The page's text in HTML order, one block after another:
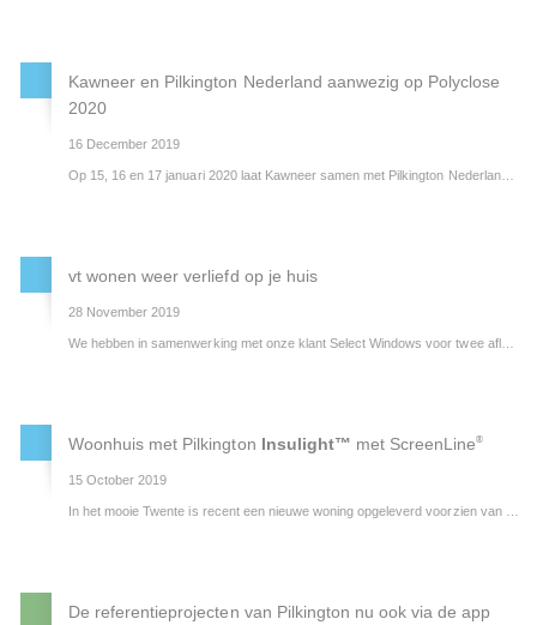
Kawneer en Pilkington Nederland aanwezig op Polyclose
2020
16 December 2019
Op 15, 16 en 17 januari 2020 laat Kawneer samen met Pilkington Nederland haar innovaties zien op de Polyclose in Gent. De Polyclose is dé vakbeurs voor alles op het gebied van ramen, deuren en gevels. Met #THEGREENFRAME als thema spelen we in op de verduurzamingsopgave waar we met z’n allen voor staan. We vertellen u graag op de stand wat we hierin voor u kunnen betekenen.
vt wonen weer verliefd op je huis
28 November 2019
We hebben in samenwerking met onze klant Select Windows voor twee afleveringen van het populaire televisieprogramma, vtwonen weer verliefd op je huis, het glas geleverd. In dit programma krijgen huizen een mooie make-over.
Woonhuis met Pilkington Insulight™ met ScreenLine®
15 October 2019
De referentieprojecten van Pilkington nu ook via de app